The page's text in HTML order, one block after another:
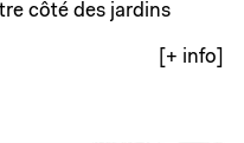
côté des jardins
[+ info]